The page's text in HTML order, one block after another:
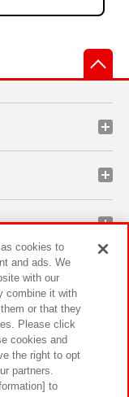
イトポリシー
ィ方針と検証結果
cookies to
and ads. We
with our
combine it with
or that they
Please click
cookies and
the right to opt
partners.
to